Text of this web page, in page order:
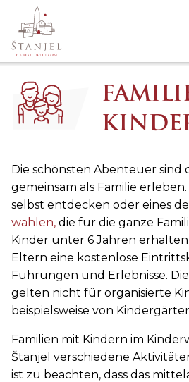
Die schönsten Abenteuer sind
gemeinsam als Familie
selbst entdecken oder eines
wählen, die für die ganze
Kinder unter 6 Jahren
Eltern eine kostenlose
Führungen und Erlebnisse.
gelten nicht für organisierte
beispielsweise von
Familien mit Kindern im
Štanjel verschiedene
ist zu beachten, dass das